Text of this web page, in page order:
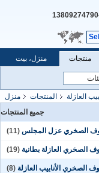
منزل، بيت منتجات
منزل المنتجات العازلة
جميع المنتجات
الصخري عزل المجلس (11)
الصخري العازلة بطانية (19)
الصخري الأنابيب العازلة (8)